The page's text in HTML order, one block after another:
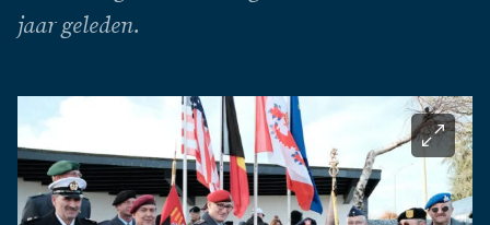
jaar geleden.